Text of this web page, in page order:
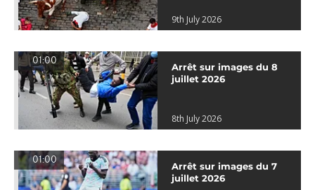
9th July 2026
01:00
Arrêt sur images du 8
juillet 2026
8th July 2026
01:00
Arrêt sur images du 7
juillet 2026